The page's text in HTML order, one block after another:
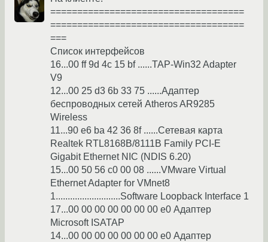
====================================
====================================
===
Список интерфейсов
16...00 ff 9d 4c 15 bf ......TAP-Win32 Adapter
V9
12...00 25 d3 6b 33 75 ......Адаптер
беспроводных сетей Atheros AR9285
Wireless
11...90 e6 ba 42 36 8f ......Сетевая карта
Realtek RTL8168B/8111B Family PCI-E
Gigabit Ethernet NIC (NDIS 6.20)
15...00 50 56 c0 00 08 ......VMware Virtual
Ethernet Adapter for VMnet8
1...........................Software Loopback Interface 1
17...00 00 00 00 00 00 00 e0 Адаптер
Microsoft ISATAP
14...00 00 00 00 00 00 00 e0 Адаптер